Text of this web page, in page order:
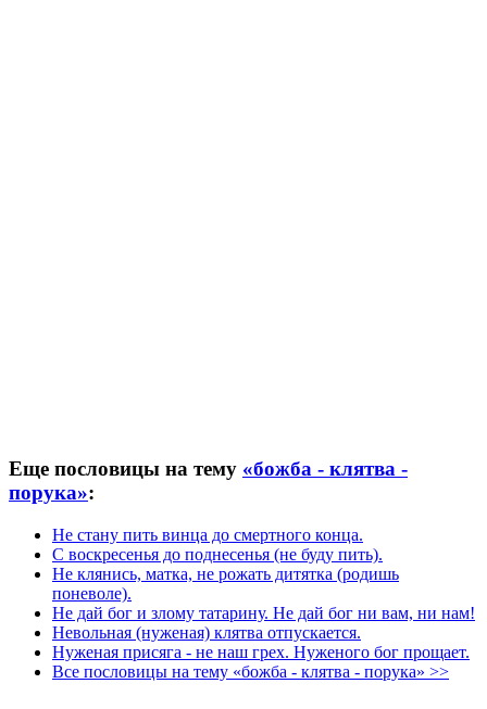
Еще пословицы на тему «божба - клятва -
порука»:
Не стану пить винца до смертного конца.
С воскресенья до поднесенья (не буду пить).
Не клянись, матка, не рожать дитятка (родишь
поневоле).
Не дай бог и злому татарину. Не дай бог ни вам, ни нам!
Невольная (нуженая) клятва отпускается.
Нуженая присяга - не наш грех. Нуженого бог прощает.
Все пословицы на тему «божба - клятва - порука» >>